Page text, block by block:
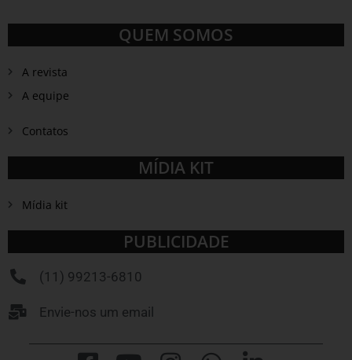
QUEM SOMOS
A revista
A equipe
Contatos
MÍDIA KIT
Mídia kit
PUBLICIDADE
(11) 99213-6810
Envie-nos um email